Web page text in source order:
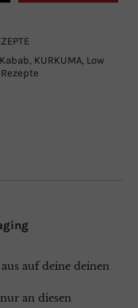
Kabab, KURKUMA, Low
Rezepte
auf deine deinen
an diesen